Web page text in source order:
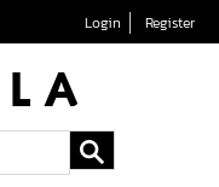
Login Register